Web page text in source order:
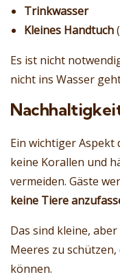
Trinkwasser
Kleines Handtuch
Es ist nicht
nicht ins Wasser
Ein wichtiger Aspekt
keine Korallen und
vermeiden. Gäste
keine Tiere
Das sind kleine,
Meeres zu
können.